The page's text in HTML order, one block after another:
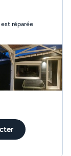
de
notre fuite est réparée